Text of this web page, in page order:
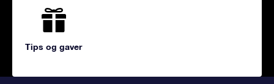
Tips og gaver